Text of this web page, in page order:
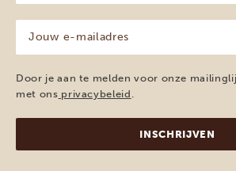
(Vereist)
mailadres
(Vereist)
Door je aan te melden voor onze
met ons privacybeleid .